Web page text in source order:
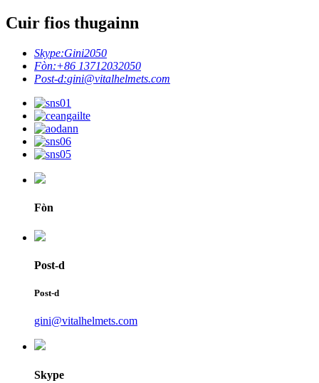
Cuir fios thugainn
Skype:Gini2050
Fòn:+86 13712032050
Post-d:gini@vitalhelmets.com
Fòn
Post-d
Post-d
gini@vitalhelmets.com
Skype